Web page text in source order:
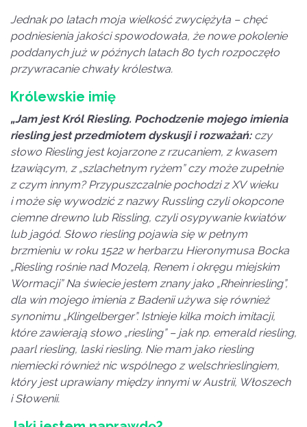
Jednak po latach moja wielkość zwyciężyła – chęć
podniesienia jakości spowodowała, że nowe pokolenie
poddanych już w późnych latach 80 tych rozpoczęło
przywracanie chwały królestwa.
Królewskie imię
„Jam jest Król Riesling. Pochodzenie mojego imienia
riesling jest przedmiotem dyskusji i rozważań:czy
słowo Riesling jest kojarzone z rzucaniem, z kwasem
łzawiącym, z „szlachetnym ryżem” czy może zupełnie
z czym innym? Przypuszczalnie pochodzi z XV wieku
i może się wywodzić z nazwy Russling czyli okopcone
ciemne drewno lub Rissling, czyli osypywanie kwiatów
lub jagód. Słowo riesling pojawia się w pełnym
brzmieniu w roku 1522 w herbarzu Hieronymusa Bocka
„Riesling rośnie nad Mozelą, Renem i okręgu miejskim
Wormacji” Na świecie jestem znany jako „Rheinriesling”,
dla win mojego imienia z Badenii używa się również
synonimu „Klingelberger”. Istnieje kilka moich imitacji,
które zawierają słowo „riesling” – jak np. emerald riesling,
paarl riesling, laski riesling. Nie mam jako riesling
niemiecki również nic wspólnego z welschrieslingiem,
który jest uprawiany między innymi w Austrii, Włoszech
i Słowenii.